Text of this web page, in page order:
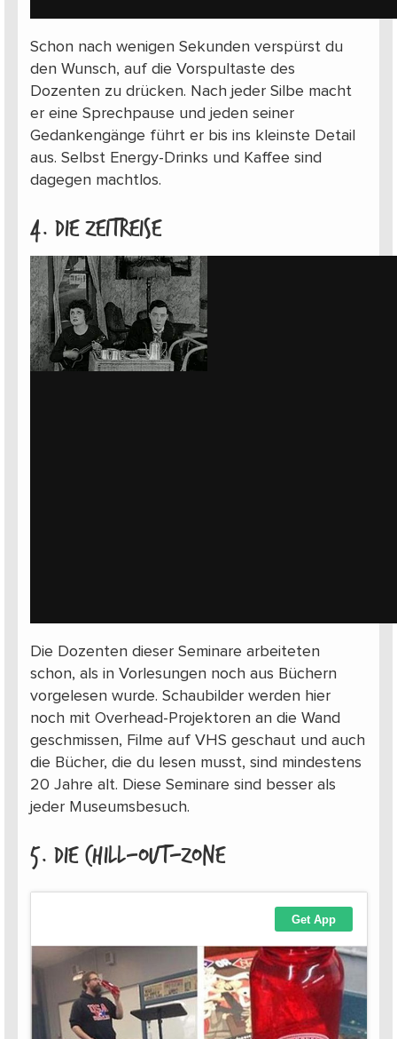
Schon nach wenigen Sekunden verspürst du
den Wunsch, auf die Vorspultaste des
Dozenten zu drücken. Nach jeder Silbe macht
er eine Sprechpause und jeden seiner
Gedankengänge führt er bis ins kleinste Detail
aus. Selbst Energy-Drinks und Kaffee sind
dagegen machtlos.
4. Die Zeitreise
Die Dozenten dieser Seminare arbeiteten
schon, als in Vorlesungen noch aus Büchern
vorgelesen wurde. Schaubilder werden hier
noch mit Overhead-Projektoren an die Wand
geschmissen, Filme auf VHS geschaut und auch
die Bücher, die du lesen musst, sind mindestens
20 Jahre alt. Diese Seminare sind besser als
jeder Museumsbesuch.
5. Die Chill-out-Zone